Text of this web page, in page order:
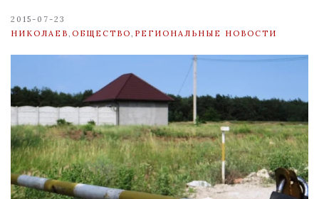
2015-07-23
НИКОЛАЕВ ОБЩЕСТВО РЕГИОНАЛЬНЫЕ НОВОСТИ